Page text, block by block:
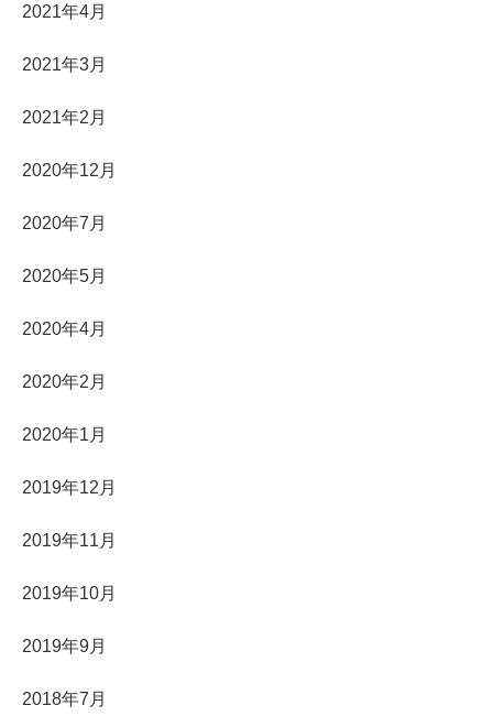
2021年4月
2021年3月
2021年2月
2020年12月
2020年7月
2020年5月
2020年4月
2020年2月
2020年1月
2019年12月
2019年11月
2019年10月
2019年9月
2018年7月